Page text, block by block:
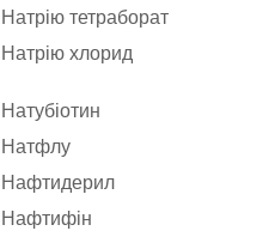
Натрію тетраборат
Натрію хлорид
Натубіотин
Натфлу
Нафтидерил
Нафтифін